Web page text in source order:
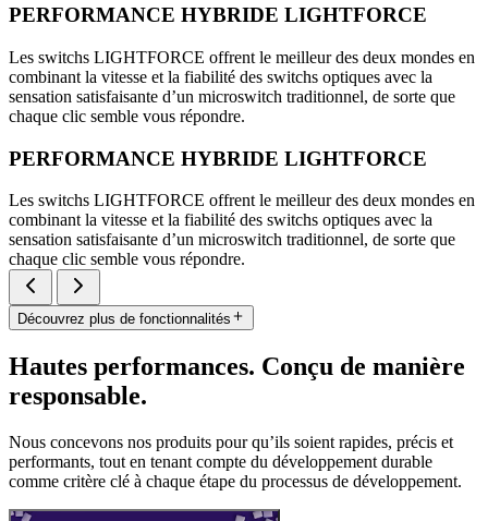
PERFORMANCE HYBRIDE LIGHTFORCE
Les switchs LIGHTFORCE offrent le meilleur des deux mondes en
combinant la vitesse et la fiabilité des switchs optiques avec la
sensation satisfaisante d’un microswitch traditionnel, de sorte que
chaque clic semble vous répondre.
PERFORMANCE HYBRIDE LIGHTFORCE
Les switchs LIGHTFORCE offrent le meilleur des deux mondes en
combinant la vitesse et la fiabilité des switchs optiques avec la
sensation satisfaisante d’un microswitch traditionnel, de sorte que
chaque clic semble vous répondre.
Découvrez plus de fonctionnalités
Hautes performances. Conçu de manière
responsable.
Nous concevons nos produits pour qu’ils soient rapides, précis et
performants, tout en tenant compte du développement durable
comme critère clé à chaque étape du processus de développement.